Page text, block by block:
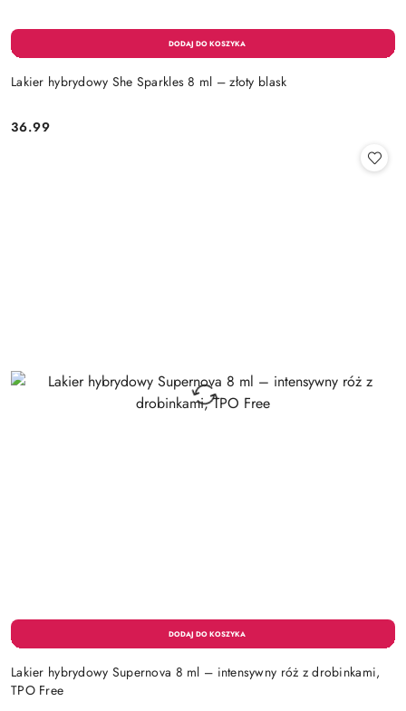
Lakier hybrydowy She Sparkles 8 ml – złoty blask
Cena:
36.99
Lakier hybrydowy Supernova 8 ml – intensywny róż z drobinkami,
TPO Free